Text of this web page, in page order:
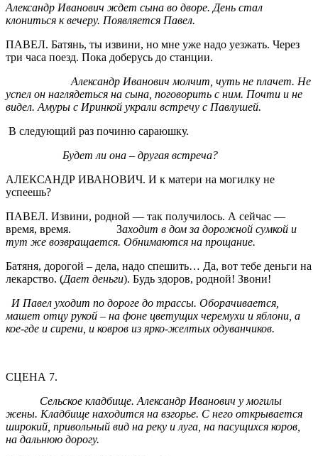
Александр Иванович ждет сына во дворе. День стал
клониться к вечеру. Появляется Павел.
ПАВЕЛ. Батянь, ты извини, но мне уже надо уезжать. Через
три часа поезд. Пока доберусь до станции.
Александр Иванович молчит, чуть не плачет. Не
успел он наглядеться на сына, поговорить с ним. Почти и не
видел. Амуры с Иринкой украли встречу с Павлушей.
В следующий раз починю сараюшку.
Будет ли она – другая встреча?
АЛЕКСАНДР ИВАНОВИЧ. И к матери на могилку не
успеешь?
ПАВЕЛ. Извини, родной — так получилось. А сейчас —
время, время. Заходит в дом за дорожной сумкой и
тут же возвращается. Обнимаются на прощание.
Батяня, дорогой – дела, надо спешить… Да, вот тебе деньги на
лекарство. (Дает деньги). Будь здоров, родной! Звони!
И Павел уходит по дороге до трассы. Оборачивается,
машет отцу рукой – на фоне цветущих черемухи и яблони, а
кое-где и сирени, и ковров из ярко-желтых одуванчиков.
СЦЕНА 7.
Сельское кладбище. Александр Иванович у могилы
жены. Кладбище находится на взгорье. С него открывается
широкий, привольный вид на реку и луга, на пасущихся коров,
на дальнюю дорогу.